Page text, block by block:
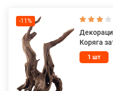
· Высокое содержание
дегидрированное).
· Натуральные
· Сбалансированный
· Улучшают пищеварение и
-11%
Коряга
1 шт